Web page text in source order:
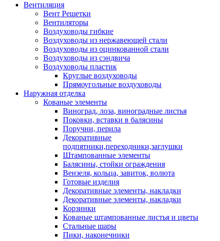
Вентиляция
Вент Решетки
Вентиляторы
Воздуховоды гибкие
Воздуховоды из нержавеющей стали
Воздуховоды из оцинкованной стали
Воздуховоды из сэндвича
Воздуховоды пластик
Круглые воздуховоды
Прямоугольные воздуховоды
Наружная отделка
Кованые элементы
Виноград, лоза, виноградные листья
Поковки, вставки в балясины
Поручни, перила
Декоративные
подпятники,переходники,заглушки
Штампованные элементы
Балясины, стойки ограждения
Вензеля, кольца, завиток, волюта
Готовые изделия
Декоративные элементы, накладки
Декоративные элементы, накладки
Корзинки
Кованые штампованные листья и цветы
Стальные шары
Пики, наконечники